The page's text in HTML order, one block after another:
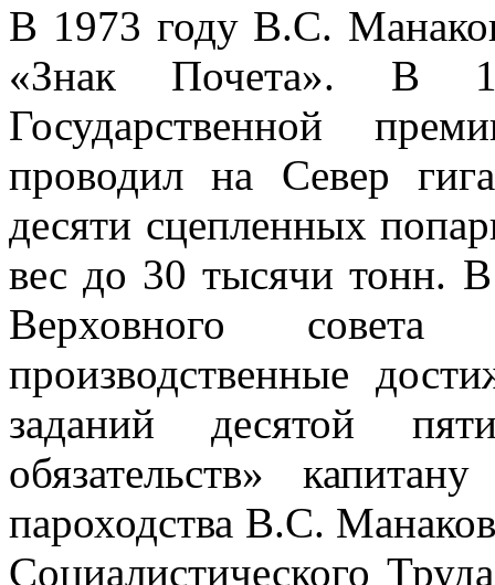
В 1973 году В.С.
«Знак Почета». В
Государственной
проводил на Север
десяти сцепленных
вес до 30 тысячи тонн.
Верховного
производственные
заданий десятой
обязательств»
пароходства В.С.
Социалистического